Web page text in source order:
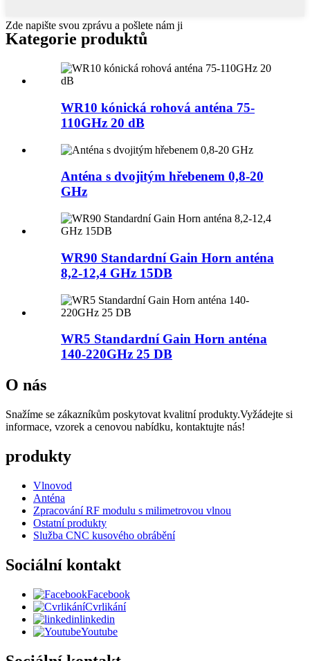
Zde napište svou zprávu a pošlete nám ji
Kategorie produktů
WR10 kónická rohová anténa 75-
110GHz 20 dB
Anténa s dvojitým hřebenem 0,8-20
GHz
WR90 Standardní Gain Horn anténa
8,2-12,4 GHz 15DB
WR5 Standardní Gain Horn anténa
140-220GHz 25 DB
O nás
Snažíme se zákazníkům poskytovat kvalitní produkty.Vyžádejte si
informace, vzorek a cenovou nabídku, kontaktujte nás!
produkty
Vlnovod
Anténa
Zpracování RF modulu s milimetrovou vlnou
Ostatní produkty
Služba CNC kusového obrábění
Sociální kontakt
Facebook
Cvrlikání
linkedin
Youtube